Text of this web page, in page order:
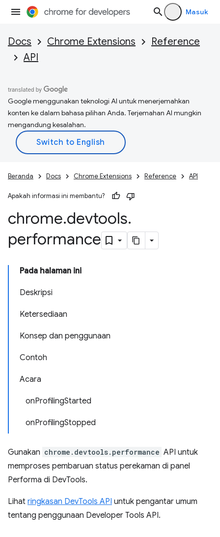
Masuk
Docs Chrome Extensions
Reference
API
Google menggunakan teknologi AI untuk menerjemahkan
konten ke dalam bahasa pilihan Anda. Terjemahan AI mungkin
mengandung kesalahan.
Beranda Docs Chrome Extensions Reference API
Apakah informasi ini membantu?
chrome.devtools.
performance
Pada halaman ini
Deskripsi
Ketersediaan
Konsep dan penggunaan
Contoh
Acara
onProfilingStarted
onProfilingStopped
Gunakan chrome.devtools.performance API untuk
memproses pembaruan status perekaman di panel
Performa di DevTools.
Lihat ringkasan DevTools API untuk pengantar umum
tentang penggunaan Developer Tools API.